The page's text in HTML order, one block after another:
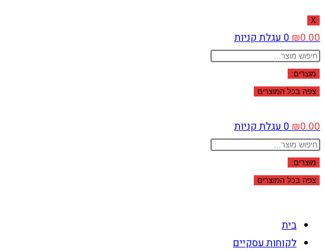
X
₪0.00
0עגלת קניות
Search
...מוצרים:
צפה בכל המוצרים
₪0.00
0עגלת קניות
Search
...מוצרים:
צפה בכל המוצרים
בית
לקוחות עסקיים